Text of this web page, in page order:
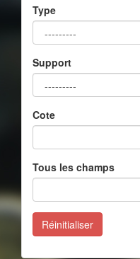
Type
Support
Cote
Tous les champs
Réinitialiser